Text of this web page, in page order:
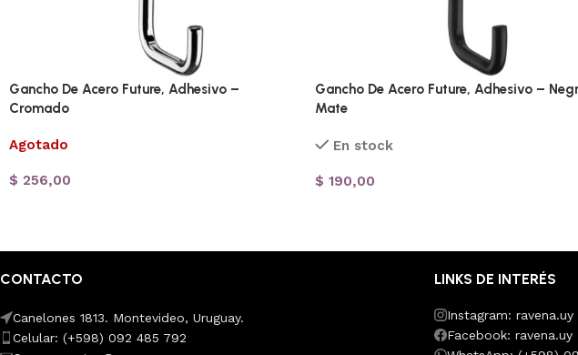
Gancho De Acero Future, Adhesivo –
Cromado
Agotado
$ 256,00
Gancho De Acero Future, Adhesivo –
Mate
En stock
$ 190,00
CONTACTO
Canelones 1813. Montevideo, Uruguay.
Celular: (+598) 092 485 792
LINKS DE INTERÉS
Instagram: ravena.uy
Facebook: ravena.uy